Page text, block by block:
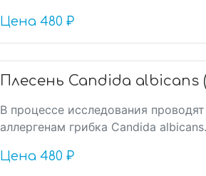
Цена 480 ₽
Плесень Candida albicans
В процессе исследования
аллергенам грибка Candida albicans.
Цена 480 ₽